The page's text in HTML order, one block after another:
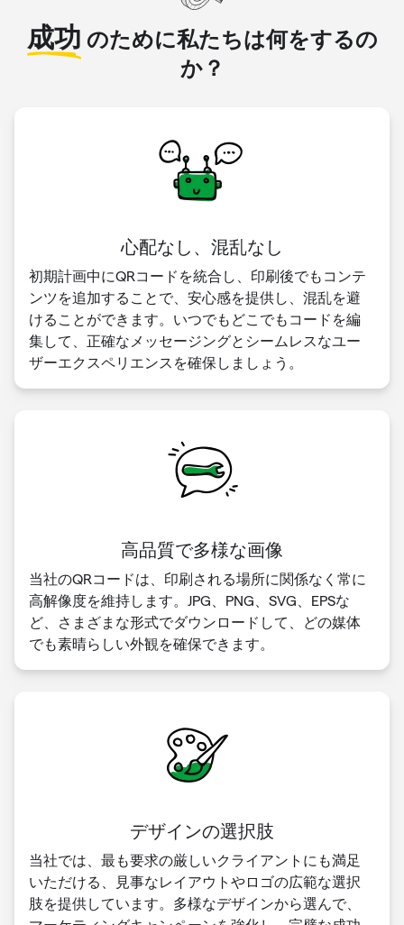
成功 のために私たちは何をするの
か？
心配なし、混乱なし
初期計画中にQRコードを統合し、印刷後でもコンテ
ンツを追加することで、安心感を提供し、混乱を避
けることができます。いつでもどこでもコードを編
集して、正確なメッセージングとシームレスなユー
ザーエクスペリエンスを確保しましょう。
高品質で多様な画像
当社のQRコードは、印刷される場所に関係なく常に
高解像度を維持します。JPG、PNG、SVG、EPSな
ど、さまざまな形式でダウンロードして、どの媒体
でも素晴らしい外観を確保できます。
デザインの選択肢
当社では、最も要求の厳しいクライアントにも満足
いただける、見事なレイアウトやロゴの広範な選択
肢を提供しています。多様なデザインから選んで、